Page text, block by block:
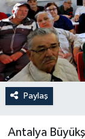
Paylaş
Antalya
Sağlık &
Siyaset
Spor